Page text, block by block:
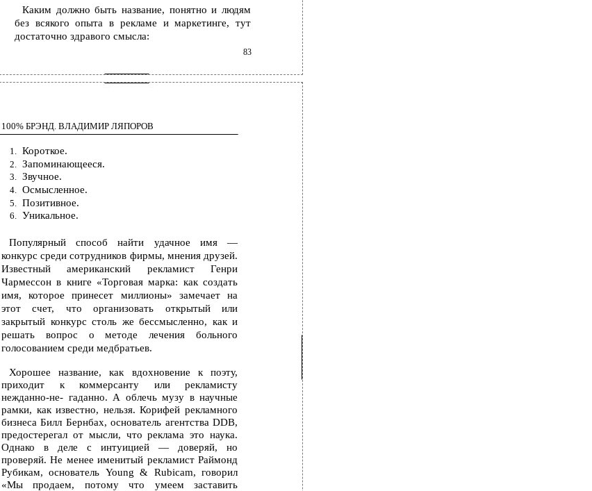
Каким должно быть название, понятно и людям
без всякого опыта в рекламе и маркетинге, тут
достаточно здравого смысла:
83
100% БРЭНД. ВЛАДИМИР ЛЯПОРОВ
1. Короткое.
2. Запоминающееся.
3. Звучное.
4. Осмысленное.
5. Позитивное.
6. Уникальное.
Популярный способ найти удачное имя —
конкурс среди сотрудников фирмы, мнения друзей.
Известный американский рекламист Генри
Чармессон в книге «Торговая марка: как создать
имя, которое принесет миллионы» замечает на
этот счет, что организовать открытый или
закрытый конкурс столь же бессмысленно, как и
решать вопрос о методе лечения больного
голосованием среди медбратьев.
Хорошее название, как вдохновение к поэту,
приходит к коммерсанту или рекламисту
нежданно-не- гаданно. А облечь музу в научные
рамки, как известно, нельзя. Корифей рекламного
бизнеса Билл Бернбах, основатель агентства DDB,
предостерегал от мысли, что реклама это наука.
Однако в деле с интуицией — доверяй, но
проверяй. Не менее именитый рекламист Раймонд
Рубикам, основатель Young & Rubicam, говорил
«Мы продаем, потому что умеем заставить